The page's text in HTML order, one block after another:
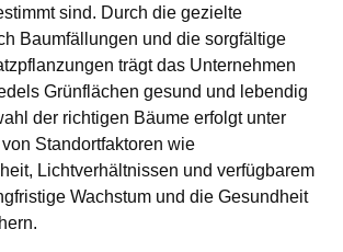
sind. Durch die gezielte
Baumfällungen und die sorgfältige
trägt das Unternehmen
Grünflächen gesund und lebendig
der richtigen Bäume erfolgt unter
Standortfaktoren wie
Lichtverhältnissen und verfügbarem
Wachstum und die Gesundheit